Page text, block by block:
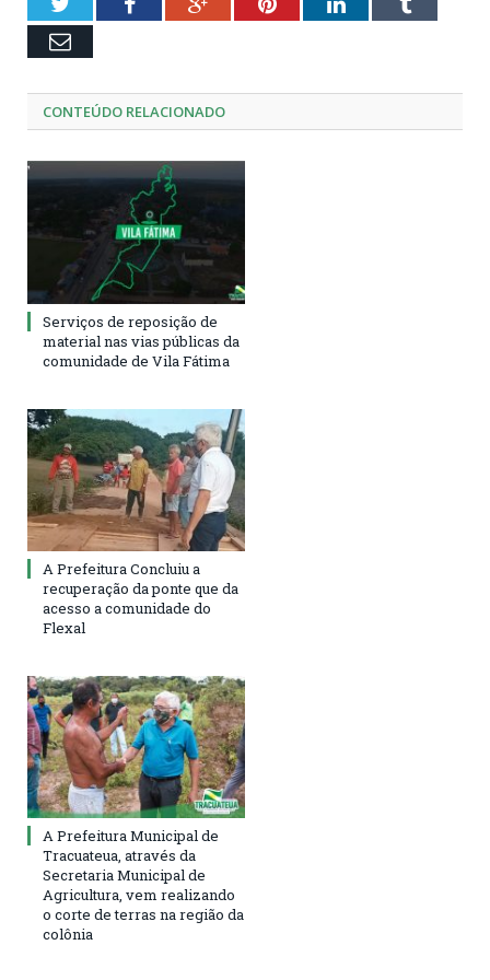
Email
CONTEÚDO RELACIONADO
Serviços de reposição de
material nas vias públicas da
comunidade de Vila Fátima
A Prefeitura Concluiu a
recuperação da ponte que da
acesso a comunidade do
Flexal
A Prefeitura Municipal de
Tracuateua, através da
Secretaria Municipal de
Agricultura, vem realizando
o corte de terras na região da
colônia